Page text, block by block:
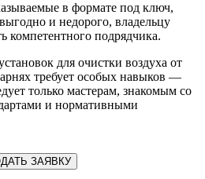
в формате под ключ,
и недорого, владельцу
компетентного подрядчика.
для очистки воздуха от
требует особых навыков —
только мастерам, знакомым со
и нормативными
ЗАЯВКУ